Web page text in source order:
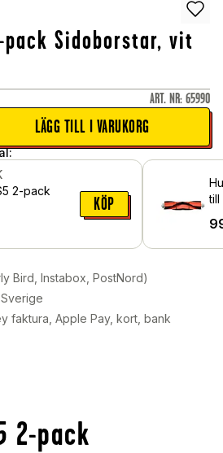
pack Sidoborstar, vit
ART. NR: 65990
LÄGG TILL I VARUKORG
2-pack
KÖP
Bird, Instabox, PostNord)
faktura, Apple Pay, kort, bank
2-pack